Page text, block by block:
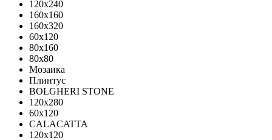
120x240
160x160
160x320
60x120
80x160
80x80
Мозаика
Плинтус
BOLGHERI STONE
120x280
60x120
CALACATTA
120x120